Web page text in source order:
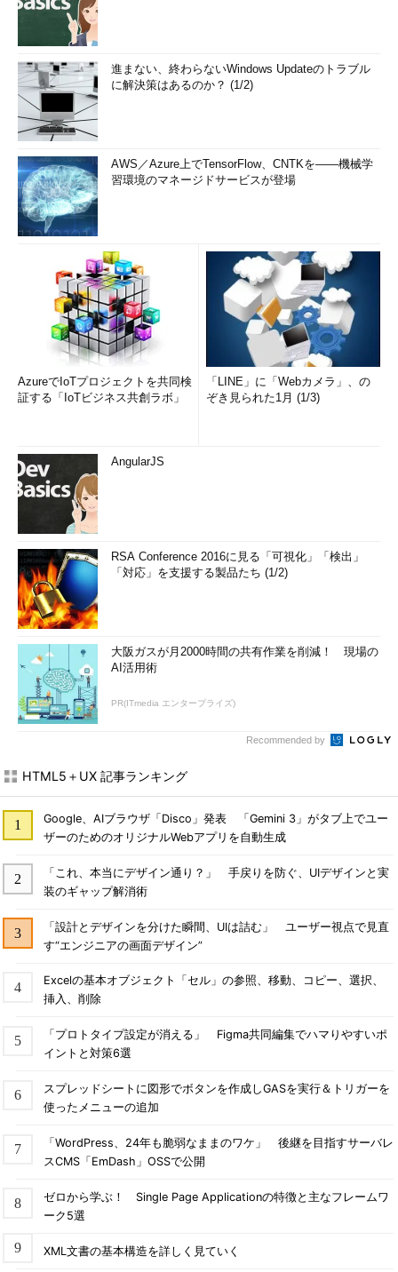
進まない、終わらないWindows Updateのトラブル
に解決策はあるのか？ (1/2)
AWS／Azure上でTensorFlow、CNTKを――機械学
習環境のマネージドサービスが登場
AzureでIoTプロジェクトを共同検
証する「IoTビジネス共創ラボ」
「LINE」に「Webカメラ」、の
ぞき見られた1月 (1/3)
AngularJS
RSA Conference 2016に見る「可視化」「検出」
「対応」を支援する製品たち (1/2)
大阪ガスが月2000時間の共有作業を削減！ 現場の
AI活用術
PR(ITmedia エンタープライズ)
Recommended by
HTML5＋UX 記事ランキング
Google、AIブラウザ「Disco」発表 「Gemini 3」がタブ上でユー
ザーのためのオリジナルWebアプリを自動生成
「これ、本当にデザイン通り？」 手戻りを防ぐ、UIデザインと実
装のギャップ解消術
「設計とデザインを分けた瞬間、UIは詰む」 ユーザー視点で見直
す“エンジニアの画面デザイン”
Excelの基本オブジェクト「セル」の参照、移動、コピー、選択、
挿入、削除
「プロトタイプ設定が消える」 Figma共同編集でハマりやすいポ
イントと対策6選
スプレッドシートに図形でボタンを作成しGASを実行＆トリガーを
使ったメニューの追加
「WordPress、24年も脆弱なままのワケ」 後継を目指すサーバレ
スCMS「EmDash」OSSで公開
ゼロから学ぶ！ Single Page Applicationの特徴と主なフレームワ
ーク5選
XML文書の基本構造を詳しく見ていく